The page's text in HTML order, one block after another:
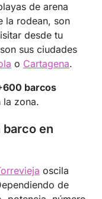
de arena
la rodean, son
desde tu
sus ciudades
o Cartagena.
barcos
la zona.
barco en
oscila
de